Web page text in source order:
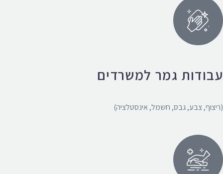
עבודות גמר למשרדים
(ריצוף, צבע, גבס, חשמל, אינסטלציה)